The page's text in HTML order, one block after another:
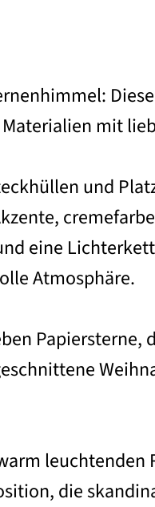
mit
und
eine
Atmosphäre.
Papiersterne,
leuchtenden
die